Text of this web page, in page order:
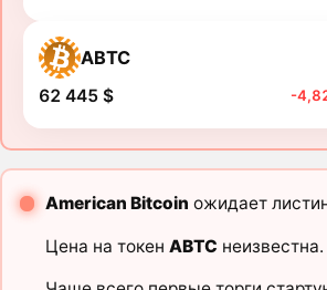
ABTC
62 445 $ -
American Bitcoin ожидает
Цена на токен ABTC неизвестна.